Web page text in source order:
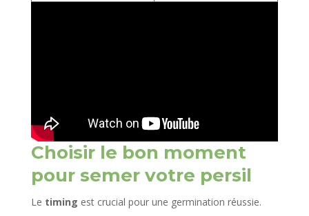
Choisir le bon moment
pour semer votre persil
Le timing est crucial pour une germination réussie.